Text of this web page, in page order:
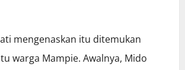
mengenaskan itu ditemukan
warga Mampie. Awalnya, Mido